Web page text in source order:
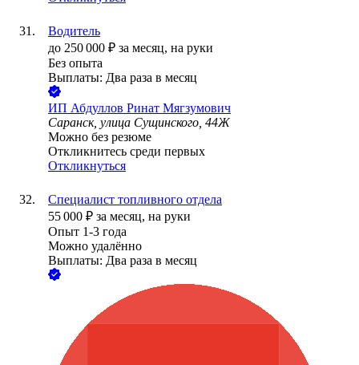
Водитель
до 250 000 ₽ за месяц, на руки
Без опыта
Выплаты: Два раза в месяц
ИП Абдуллов Ринат Мягзумович
Саранск, улица Сущинского, 44Ж
Можно без резюме
Откликнитесь среди первых
Откликнуться
Специалист топливного отдела
55 000 ₽ за месяц, на руки
Опыт 1-3 года
Можно удалённо
Выплаты: Два раза в месяц